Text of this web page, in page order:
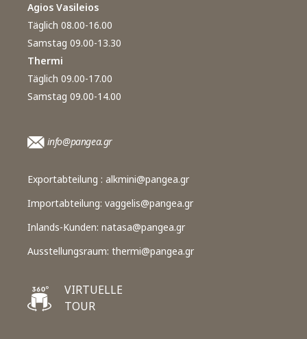
Agios Vasileios
Täglich 08.00-16.00
Samstag 09.00-13.30
Thermi
Täglich 09.00-17.00
Samstag 09.00-14.00
info@pangea.gr
Exportabteilung : alkmini@pangea.gr
Importabteilung: vaggelis@pangea.gr
Inlands-Kunden: natasa@pangea.gr
Ausstellungsraum: thermi@pangea.gr
VIRTUELLE
TOUR